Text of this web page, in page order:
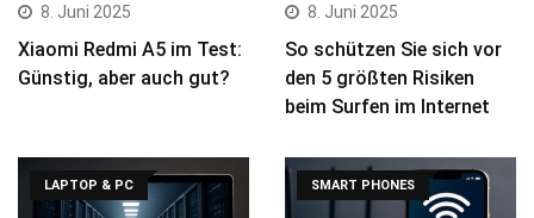
8. Juni 2025
Xiaomi Redmi A5 im Test:
Günstig, aber auch gut?
8. Juni 2025
So schützen Sie sich vor
den 5 größten Risiken
beim Surfen im Internet
LAPTOP & PC SMART PHONES